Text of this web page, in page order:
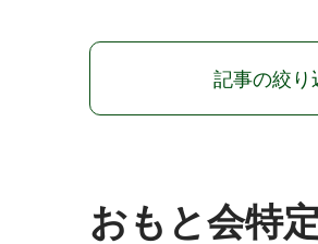
記事の絞り
おもと会特